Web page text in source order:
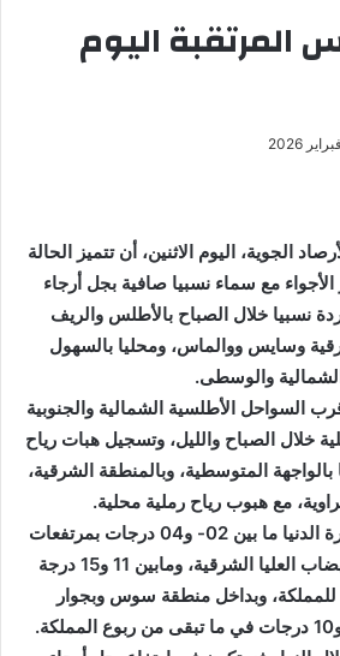
المرتقبة اليوم
الجوية، اليوم الاثنين، أن تتميز الحالة
الأجواء مع سماء نسبيا صافية بجل أرجاء
نسبيا خلال الصباح بالأطلس والريف
وسايس ووالماس، ومحليا بالسهول
والوسطى.
السواحل الأطلسية الشمالية والجنوبية
خلال الصباح والليل، وتسجيل هبات رياح
المتوسطية، وبالمنطقة الشرقية،
مع هبوب رياح رملية محلية.
وستتراوح درجات الحرارة الدنيا ما بين 02- و04 درجات بمرتفعات
الأطلس، وبالريف والهضاب العليا الشرقية، ومابين 11 و15 درجة
للمملكة، وبداخل منطقة سوس وبجوار